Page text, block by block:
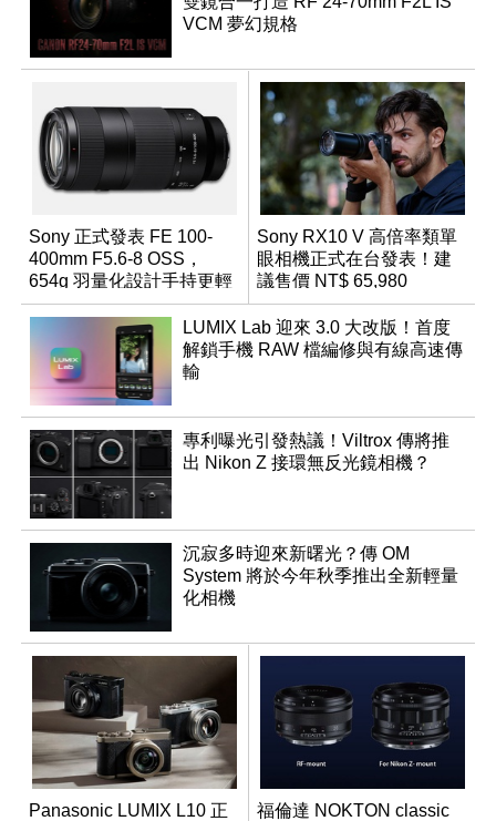
VCM 夢幻規格
Sony 正式發表 FE 100-
400mm F5.6-8 OSS，
654g 羽量化設計手持更輕
鬆
Sony RX10 V 高倍率類單
眼相機正式在台發表！建
議售價 NT$ 65,980
LUMIX Lab 迎來 3.0 大改版！首度
解鎖手機 RAW 檔編修與有線高速傳
輸
專利曝光引發熱議！Viltrox 傳將推
出 Nikon Z 接環無反光鏡相機？
沉寂多時迎來新曙光？傳 OM
System 將於今年秋季推出全新輕量
化相機
Panasonic LUMIX L10 正
福倫達 NOKTON classic